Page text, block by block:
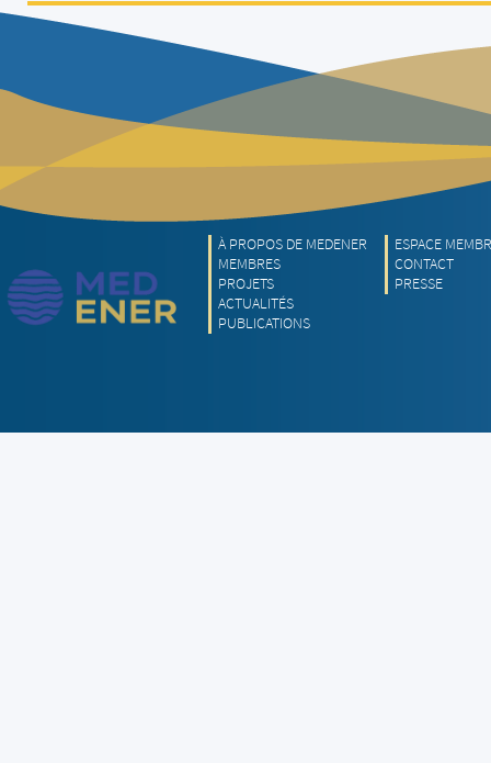
À PROPOS DE MEDENER
MEMBRES
PROJETS
ACTUALITÉS
PUBLICATIONS
ESPACE
CONTACT
PRESSE